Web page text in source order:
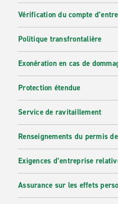
Vérification du compte
Politique transfrontalière
Exonération en cas de
Protection étendue
Service de ravitaillement
Renseignements du permis
Exigences d’entreprise
Assurance sur les effets